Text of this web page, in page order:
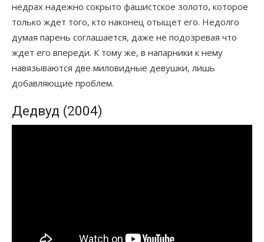
недрах надежно сокрыто фашистское золото, которое
только ждет того, кто наконец отыщет его. Недолго
думая парень соглашается, даже не подозревая что
ждет его впереди. К тому же, в напарники к нему
навязываются две миловидные девушки, лишь
добавляющие проблем.
Дедвуд (2004)